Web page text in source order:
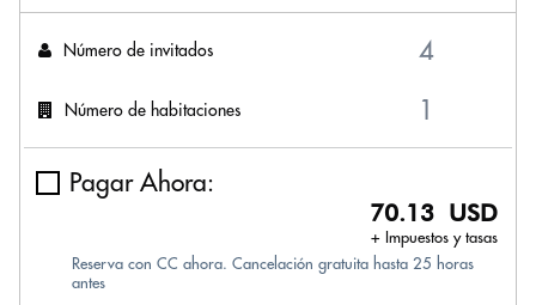
Número de invitados
Número de habitaciones
Pagar Ahora:
70.13 USD
+ Impuestos y tasas
Reserva con CC ahora. Cancelación gratuita hasta 25 horas
antes